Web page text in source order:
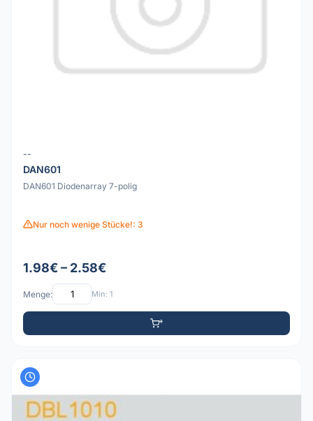
--
DAN601
DAN601 Diodenarray 7-polig
Nur noch wenige Stücke!: 3
1.98€ – 2.58€
Menge: Min: 1